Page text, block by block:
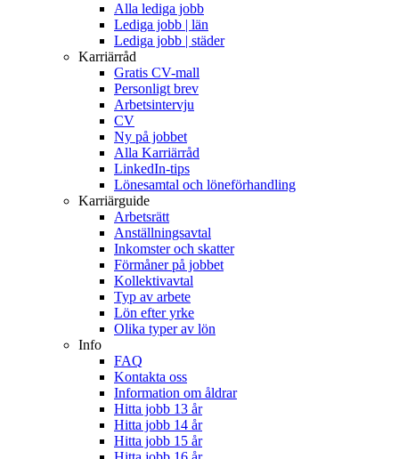
Alla lediga jobb
Lediga jobb | län
Lediga jobb | städer
Karriärråd
Gratis CV-mall
Personligt brev
Arbetsintervju
CV
Ny på jobbet
Alla Karriärråd
LinkedIn-tips
Lönesamtal och löneförhandling
Karriärguide
Arbetsrätt
Anställningsavtal
Inkomster och skatter
Förmåner på jobbet
Kollektivavtal
Typ av arbete
Lön efter yrke
Olika typer av lön
Info
FAQ
Kontakta oss
Information om åldrar
Hitta jobb 13 år
Hitta jobb 14 år
Hitta jobb 15 år